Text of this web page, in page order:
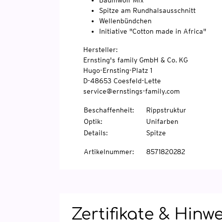
Spitze am Rundhalsausschnitt
Wellenbündchen
Initiative "Cotton made in Africa"
Hersteller:
Ernsting's family GmbH & Co. KG
Hugo-Ernsting-Platz 1
D-48653 Coesfeld-Lette
service@ernstings-family.com
Beschaffenheit:
Rippstruktur
Optik:
Unifarben
Details: Spitze
Artikelnummer: 8571820282
Zertifikate &